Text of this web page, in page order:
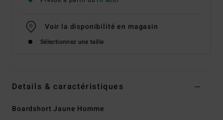
Voir la disponibilité en magasin
Sélectionnez une taille
Details & caractéristiques
Boardshort Jaune Homme